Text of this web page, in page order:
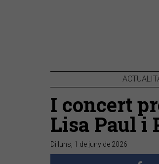
I concert
Lisa Paul i
Dilluns, 1 de juny de 2026